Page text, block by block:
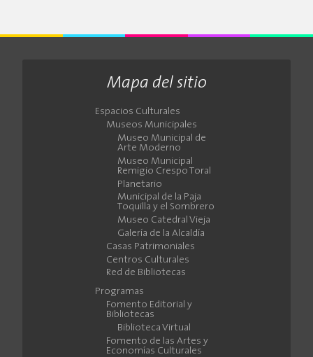
Mapa del sitio
Espacios Culturales
Museos Municipales
Museo Municipal de
Arte Moderno
Museo Municipal
Remigio Crespo Toral
Planetario
Municipal de la Paja
Toquilla y el Sombrero
Museo Catedral Vieja
Galería de la Alcaldía
Casas Patrimoniales
Centros Culturales
Red de Bibliotecas
Programas
Fomento Editorial y
Bibliotecas
Biblioteca Virtual
Fomento de las Artes y
Economías Culturales